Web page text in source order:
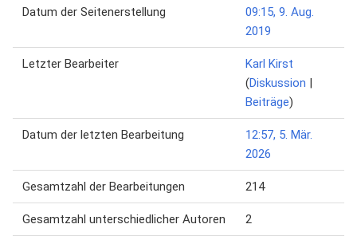
Datum der Seitenerstellung
09:15, 9. Aug.
2019
Letzter Bearbeiter
Karl Kirst
(Diskussion |
Beiträge)
Datum der letzten Bearbeitung
12:57, 5. Mär.
2026
Gesamtzahl der Bearbeitungen 214
Gesamtzahl unterschiedlicher Autoren 2